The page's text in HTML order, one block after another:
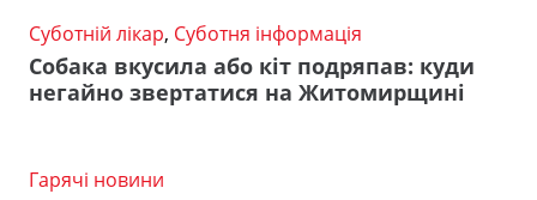
Суботній лікар, Суботня інформація
Собака вкусила або кіт подряпав: куди
негайно звертатися на Житомирщині
Гарячі новини